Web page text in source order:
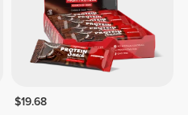
$19.68